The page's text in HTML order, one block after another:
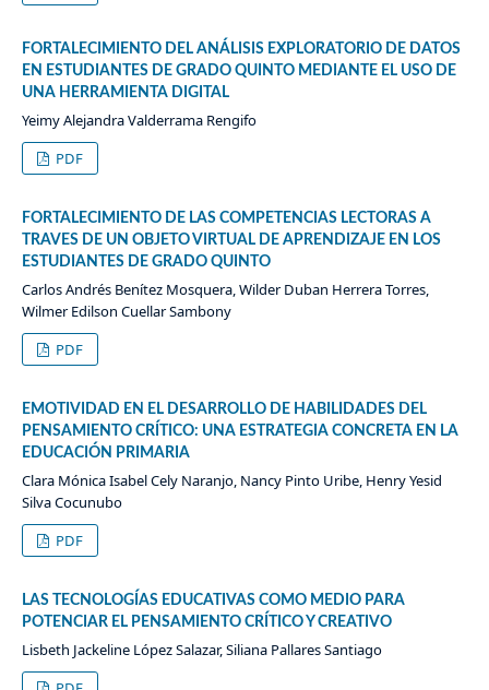
FORTALECIMIENTO DEL ANÁLISIS EXPLORATORIO DE DATOS
EN ESTUDIANTES DE GRADO QUINTO MEDIANTE EL USO DE
UNA HERRAMIENTA DIGITAL
Yeimy Alejandra Valderrama Rengifo
PDF
FORTALECIMIENTO DE LAS COMPETENCIAS LECTORAS A
TRAVES DE UN OBJETO VIRTUAL DE APRENDIZAJE EN LOS
ESTUDIANTES DE GRADO QUINTO
Carlos Andrés Benítez Mosquera, Wilder Duban Herrera Torres,
Wilmer Edilson Cuellar Sambony
PDF
EMOTIVIDAD EN EL DESARROLLO DE HABILIDADES DEL
PENSAMIENTO CRÍTICO: UNA ESTRATEGIA CONCRETA EN LA
EDUCACIÓN PRIMARIA
Clara Mónica Isabel Cely Naranjo, Nancy Pinto Uribe, Henry Yesid
Silva Cocunubo
PDF
LAS TECNOLOGÍAS EDUCATIVAS COMO MEDIO PARA
POTENCIAR EL PENSAMIENTO CRÍTICO Y CREATIVO
Lisbeth Jackeline López Salazar, Siliana Pallares Santiago